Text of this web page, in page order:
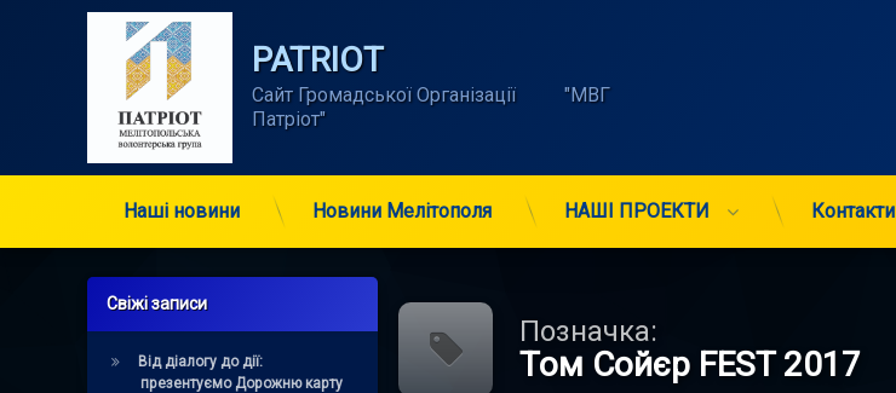
PATRIOT
Сайт Громадської Організації          "МВГ
Патріот"
Наші новини Новини Мелітополя НАШІ ПРОЕКТИ Контакти
Позначка:
Том Сойєр FEST 2017
Свіжі записи
Від діалогу до дії:
презентуємо Дорожню карту